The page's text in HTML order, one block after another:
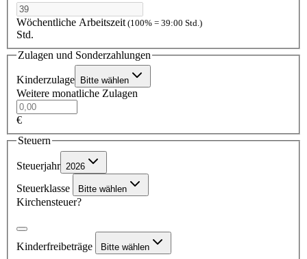
Wöchentliche Arbeitszeit (100% = 39:00 Std.)
Std.
Zulagen und Sonderzahlungen
Kinderzulage Bitte wählen
Weitere monatliche Zulagen
€
Steuern
Steuerjahr 2026
Steuerklasse Bitte wählen
Kirchensteuer?
Kinderfreibeträge Bitte wählen